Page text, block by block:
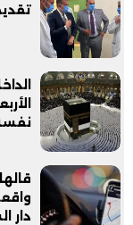
دار